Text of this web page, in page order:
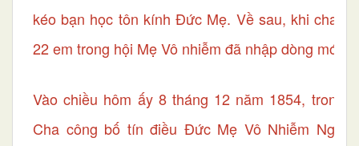
kéo bạn học tôn kính Đức Mẹ. Về sau, khi cha
22 em trong hội Mẹ Vô nhiễm đã nhập dòng mới
Vào chiều hôm ấy 8 tháng 12 năm 1854, trong
Cha công bố tín điều Đức Mẹ Vô Nhiễm